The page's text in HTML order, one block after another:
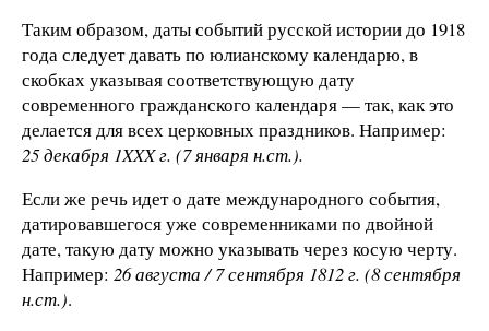
Таким образом, даты событий русской истории до 1918
года следует давать по юлианскому календарю, в
скобках указывая соответствующую дату
современного гражданского календаря — так, как это
делается для всех церковных праздников. Например:
25 декабря 1XXX г. (7 января н.ст.).
Если же речь идет о дате международного события,
датировавшегося уже современниками по двойной
дате, такую дату можно указывать через косую черту.
Например: 26 августа / 7 сентября 1812 г. (8 сентября
н.ст.).